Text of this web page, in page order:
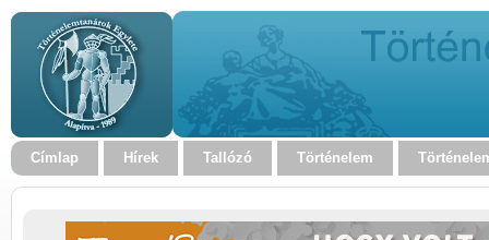
Címlap Hírek Tallózó Történelem